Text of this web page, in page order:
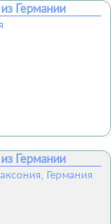
Германии
Германии
Германия